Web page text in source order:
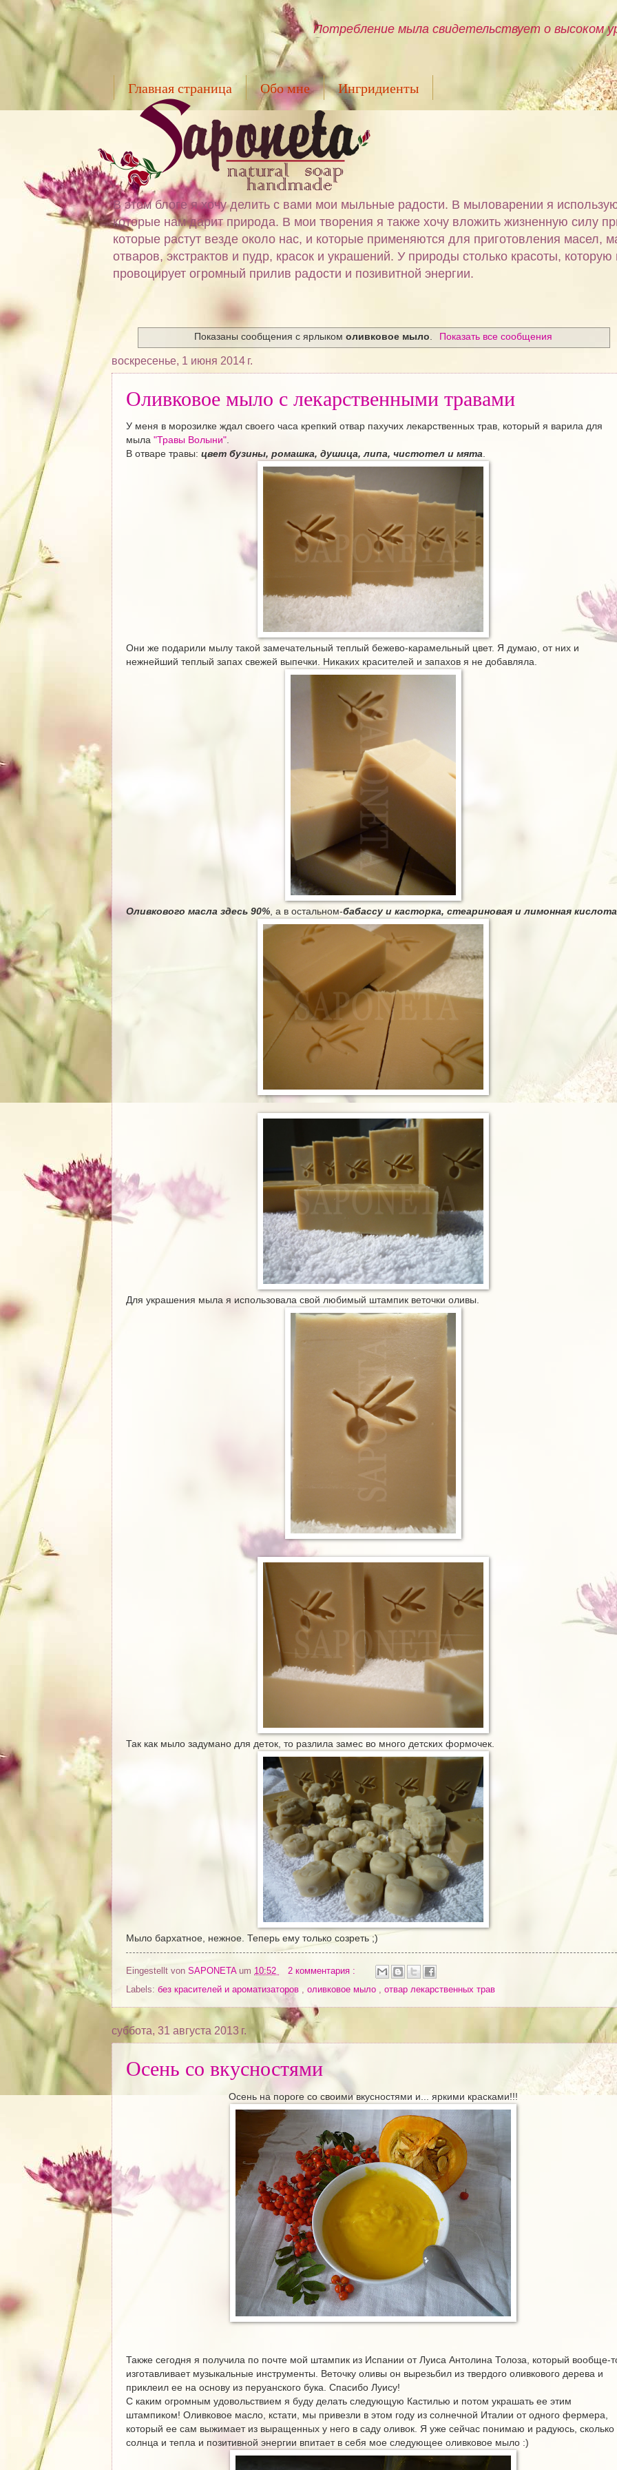
Потребление мыла свидетельствует о высоком
Главная страница Обо мне Ингридиенты
В этом блоге я хочу делить с вами мои мыльные радости. В мыловарении я
которые нам дарит природа. В мои творения я также хочу вложить жизненную силу
которые растут везде около нас, и которые применяются для приготовления масел,
отваров, экстрактов и пудр, красок и украшений. У природы столько красоты,
провоцирует огромный прилив радости и позивитной энергии.
Показаны сообщения с ярлыкомоливковое мыло. Показать все сообщения
воскресенье, 1 июня 2014 г.
Оливковое мыло с лекарственными травами
У меня в морозилке ждал своего часа крепкий отвар пахучих лекарственных трав, который я варила для
мыла "Травы Волыни".
В отваре травы: цвет бузины, ромашка, душица, липа, чистотел и мята.
Они же подарили мылу такой замечательный теплый бежево-карамельный цвет. Я думаю, от них и
нежнейший теплый запах свежей выпечки. Никаких красителей и запахов я не добавляла.
Оливкового масла здесь 90%, а в остальном-бабассу и касторка, стеариновая и лимонная
Для украшения мыла я использовала свой любимый штампик веточки оливы.
Так как мыло задумано для деток, то разлила замес во много детских формочек.
Мыло бархатное, нежное. Теперь ему только созреть ;)
Eingestellt von SAPONETA um 10:52
2 комментария :
Labels: без красителей и ароматизаторов оливковое мыло отвар лекарственных трав
суббота, 31 августа 2013 г.
Осень со вкусностями
Осень на пороге со своими вкусностями и... яркими красками!!!
Также сегодня я получила по почте мой штампик из Испании от Луиса Антолина Толоза, который вообще-
изготавливает музыкальные инструменты. Веточку оливы он вырезьбил из твердого оливкового дерева и
приклеил ее на основу из перуанского бука. Спасибо Луису!
С каким огромным удовольствием я буду делать следующую Кастилью и потом украшать ее этим
штампиком! Оливковое масло, кстати, мы привезли в этом году из солнечной Италии от одного фермера,
который ее сам выжимает из выращенных у него в саду оливок. Я уже сейчас понимаю и радуюсь, сколько
солнца и тепла и позитивной энергии впитает в себя мое следующее оливковое мыло :)